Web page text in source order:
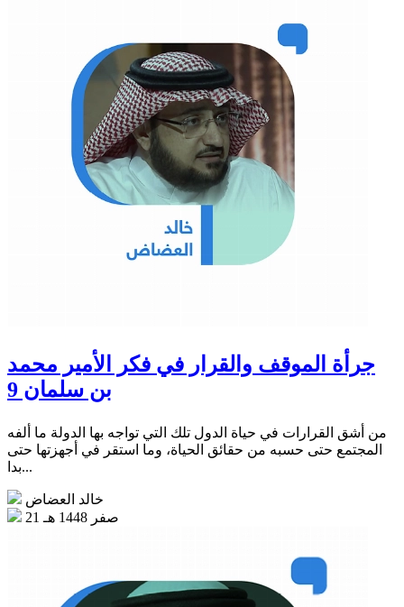
جرأة الموقف والقرار في فكر الأمير محمد
بن سلمان 9
من أشق القرارات في حياة الدول تلك التي تواجه بها الدولة ما ألفه
المجتمع حتى حسبه من حقائق الحياة، وما استقر في أجهزتها حتى
بدا...
خالد العضاض
21 صفر 1448 هـ